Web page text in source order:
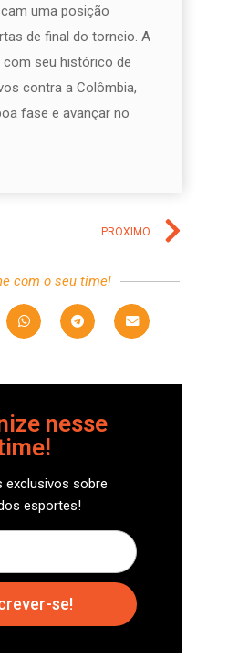
uma posição
de final do torneio. A
com seu histórico de
contra a Colômbia,
fase e avançar no
PRÓXIMO
com o seu time!
nesse
exclusivos sobre
esportes!
se!